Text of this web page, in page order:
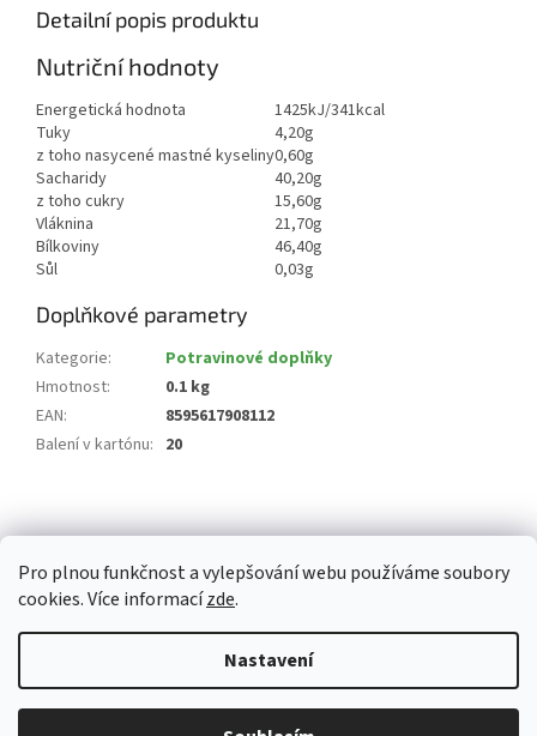
Pro plnou funkčnost a vylepšování webu používáme soubory
cookies. Více informacízde.
Nastavení
Detailní popis produktu
Nutriční hodnoty
Energetická hodnota
1425kJ/341kcal
Tuky
4,20g
z toho nasycené mastné kyseliny0,60g
Sacharidy
40,20g
z toho cukry
15,60g
Vláknina
21,70g
Bílkoviny
46,40g
Sůl
0,03g
Doplňkové parametry
Kategorie:
Potravinové doplňky
Hmotnost:
0.1 kg
EAN:
8595617908112
Balení v kartónu: 20
á
Copyright 2026Whitemarket.cz. Všechna práva vyhrazena.Upravit